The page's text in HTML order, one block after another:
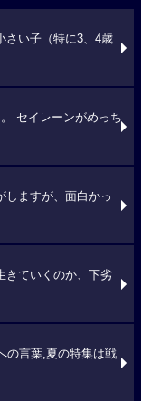
さい子（特に3、4歳
セイレーンがめっち
ますが、面白かっ
きていくのか、下劣
の言葉,夏の特集は戦